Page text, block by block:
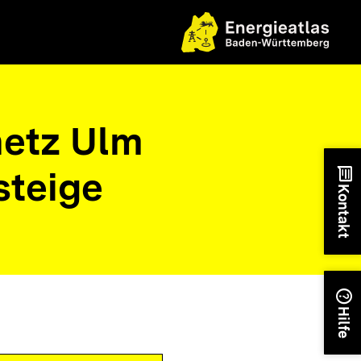
Ulm
chat
Kontakt
help
Hilfe